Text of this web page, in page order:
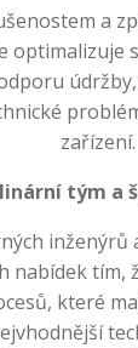
a
optimalizuje
zařízení.
tým a
nabídek tím,
které